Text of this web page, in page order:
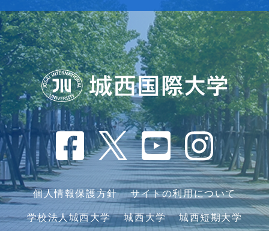
個人情報保護方針 サイトの利用について
学校法人城西大学 城西大学 城西短期大学